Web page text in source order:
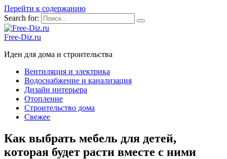
Перейти к содержанию
Search for:
Free-Diz.ru
Идеи для дома и строительства
Вентиляция и электрика
Водоснабжение и канализация
Дизайн интерьера
Отопление
Строительство дома
Свежее
Как выбрать мебель для детей,
которая будет расти вместе с ними